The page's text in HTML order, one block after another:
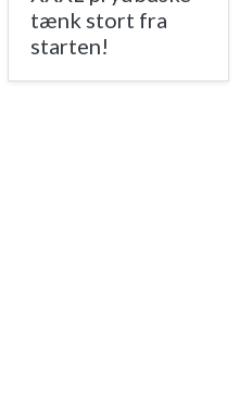
tænk stort fra
starten!